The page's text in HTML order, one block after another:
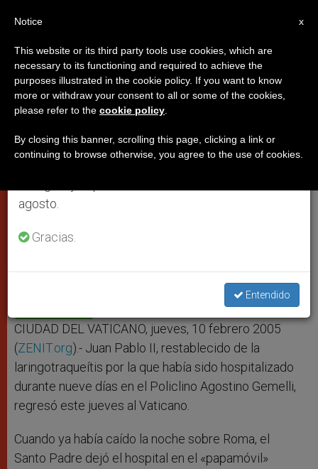
Juan Pablo II regresa a casa
En la tarde de este jueves estaba
FEBRERO 10, 2005 00:00
W
t
p
M
s
e
r
e
k
t r
Share this Entry
CIUDAD DEL VATICANO, jueves, 10 febrero 2005
(ZENIT.org).- Juan Pablo II, restablecido de la
laringotraqueítis por la que había sido hospitalizado
durante nueve días en el Policlino Agostino Gemelli,
regresó este jueves al Vaticano.
Cuando ya había caído la noche sobre Roma, el
Santo Padre dejó el hospital en el «papamóvil»
×
Aviso importante
Del 27 de julio al 7 de agosto haremos la pausa
anual, aprovechando que en el periodo de verano
se generan menos informaciones y también el
agosto.
Gracias.
Entendido
x
Notice
This website or its third party tools use cookies, which are
necessary to its functioning and required to achieve the
purposes illustrated in the cookie policy. If you want to know
more or withdraw your consent to all or some of the cookies,
please refer to the cookie policy
By closing this banner, scrolling this page, clicking a link or
continuing to browse otherwise, you agree to the use of cookies.